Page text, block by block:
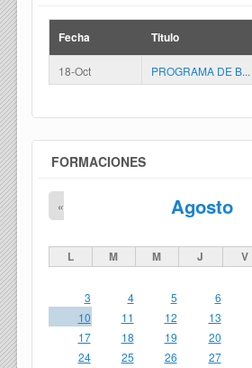
Fecha Titulo
18-Oct PROGRAMA DE B...
FORMACIONES
Agosto
«
L M M J V
3
4 5 6
10
11 12 13
17
18 19 20
24
25 26 27